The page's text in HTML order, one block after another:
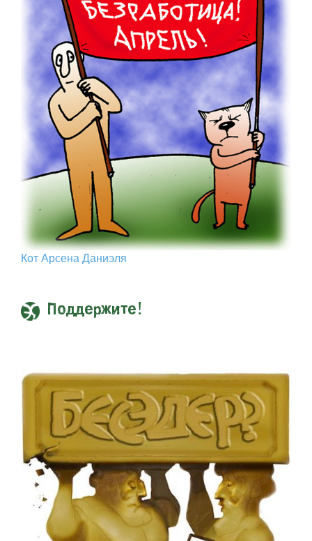
Кот Арcена Даниэля
Поддержите!